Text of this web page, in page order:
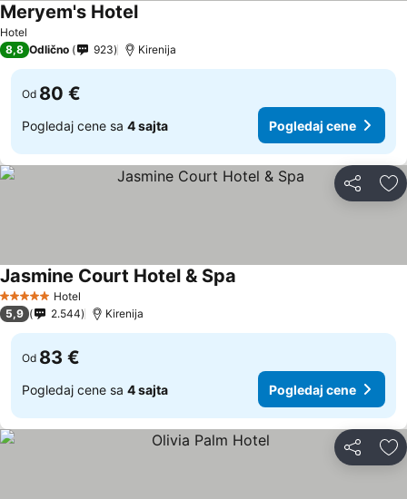
Hotel
Meryem's HotelPogledaj cene
8,8 Odlično 923 Kirenija
Od 80 €
Pogledaj cene sa 4 sajta Pogledaj cene
Deli
5 ZvezdiceHotel
Jasmine Court Hotel & Spa
5,9 2.544 Kirenija
Od 83 €
Pogledaj cene sa 4 sajta Pogledaj cene
Deli